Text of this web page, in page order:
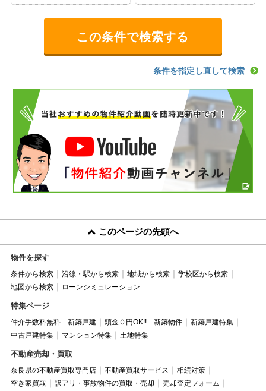
条件を指定し直して検索
このページの先頭へ
物件を探す
条件から検索 沿線・駅から検索 地域から検索
学校区から検索
地図から検索
ローンシミュレーション
特集ページ
仲介手数料無料 新築戸建 頭金０円OK!! 新築物件
新築戸建特集
中古戸建特集
マンション特集 土地特集
不動産売却・買取
奈良県の不動産買取専門店 不動産買取サービス
相続対策
空き家買取
訳アリ・事故物件の買取・売却
売却査定フォーム